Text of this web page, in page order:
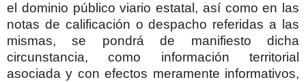
el dominio público viario estatal, así como en las
notas de calificación o despacho referidas a las
mismas, se pondrá de manifiesto dicha
circunstancia, como información territorial
asociada y con efectos meramente informativos,